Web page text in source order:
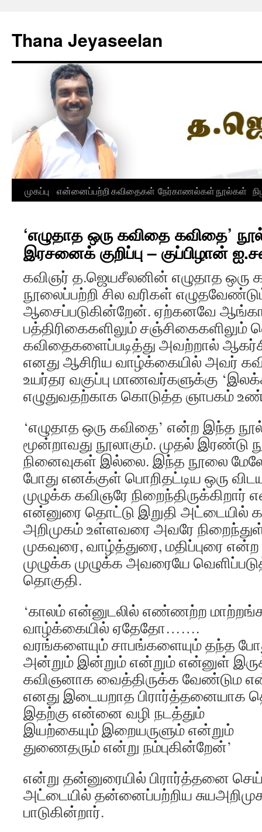
content
Thana Jeyaseelan
முகப்பு என்னைப்பற்றிகவிதைகள் நேர்காணல்கள்நூல்கள்
‘எழுதாத ஒரு கவிதை கவிதை’
இரசனைக் குறிப்பு – குப்பிழான்
கவிஞர் த.ஜெயசீலனின் எழுதாத
நூலைப்பற்றி சில வரிகள்
ஆசைப்படுகின்றேன். ஏற்கனவே
பத்திரிகைகளிலும் சஞ்சிகைகளிலும்
கவிதைகளைப்படித்து அவற்றால்
எனது ஆசிரிய வாழ்க்கையில் அவர்
உயர்தர வகுப்பு மாணவர்களுக்கு
எழுதுவதற்காக கொடுத்த ஞாபகம்
‘எழுதாத ஒரு கவிதை’ என்ற இந்த
மூன்றாவது நூலாகும். முதல் இரண்டு
நினைவுகள் இல்லை. இந்த நூலை
போது எனக்குள் பொறிதட்டிய ஒரு
முழுக்க கவிஞரே நிறைந்திருக்கிறார்
என்னுரை தொட்டு இறுதி அட்டையில்
அறிமுகம் உள்ளவரை அவரே
முகவுரை, வாழ்த்துரை, மதிப்புரை என்ற
முழுக்க முழுக்க அவரையே
தொகுதி.
‘காலம் என்னுடலில் எண்ணற்ற
வாழ்க்கையில் ஏதேதோ…….
வரங்களையும் சாபங்களையும் தந்த
அன்றும் இன்றும் என்றும் என்னுள்
கவிஞனாக வைத்திருக்க வேண்டும
எனது இடையறாத பிரார்த்தனையாக
இதற்கு என்னை வழி நடத்தும்
இயற்கையும் இறையருளும் என்றும்
துணைதரும் என்று நம்புகின்றேன்’
என்று தன்னுரையில் பிரார்த்தனை
அட்டையில் தன்னைப்பற்றிய
பாடுகின்றார்.